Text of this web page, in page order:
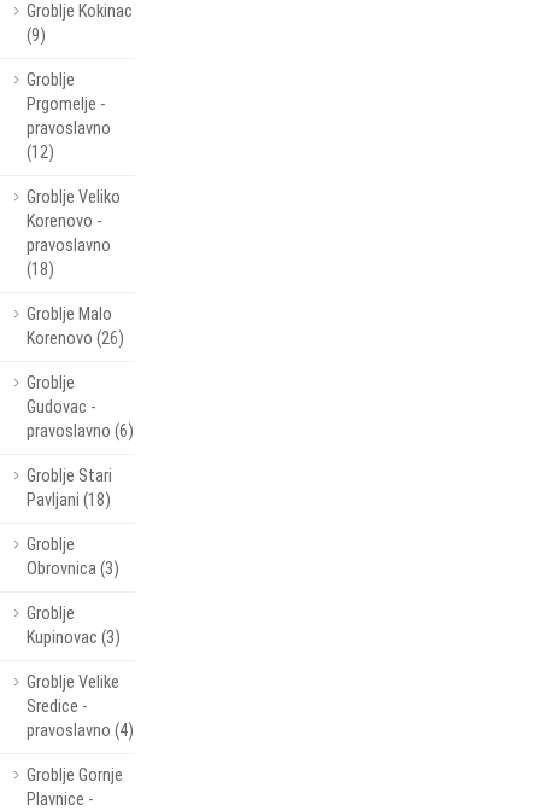
Groblje Kokinac
(9)
Groblje
Prgomelje -
pravoslavno
(12)
Groblje Veliko
Korenovo -
pravoslavno
(18)
Groblje Malo
Korenovo (26)
Groblje
Gudovac -
pravoslavno (6)
Groblje Stari
Pavljani (18)
Groblje
Obrovnica (3)
Groblje
Kupinovac (3)
Groblje Velike
Sredice -
pravoslavno (4)
Groblje Gornje
Plavnice -